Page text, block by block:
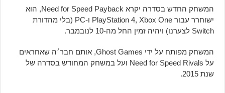
המשחק החדש בסדרה יקרא Need for Speed Payback, הוא
ישוחרר עבור PlayStation 4, Xbox One ו-PC (בלי מהדורת
Switch לצערנו) ויהיה זמין החל מה-10 לנובמבר.
המשחק מפותח על ידי Ghost Games, אותם חבר׳ה שאחראים
על Need for Speed Rivals ועל במשחק המחודש בסדרה של
שנת 2015.